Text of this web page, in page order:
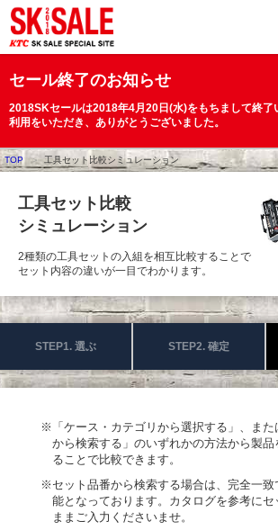
本
文
ま
で
ッ
プ
セール終了のお知らせ
2018SKセールは2018年4月20日(水)をもちまして終了
利用をいただき、ありがとうございました。
TOP 工具セット比較シミュレーション
工具セット比較
シミュレーション
2種類の工具セットの入組を相互比較することで
セット内容の違いが一目でわかります。
STEP1. 選ぶ STEP2. 確定
※「ケース・カテゴリから選択する」、また
から検索する」のいずれかの方法から製品
ることで比較できます。
※セット品番から検索する場合は、完全一致
能となっております。カタログを参考に
ままご入力くださいませ。